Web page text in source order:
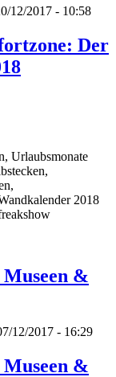
12/2017 - 10:58
Der
Urlaubsmonate
2018
&
12/2017 - 16:29
&